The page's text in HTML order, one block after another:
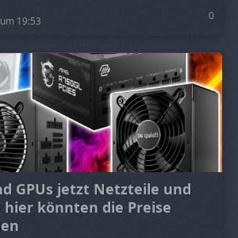
19:53
0
GPUs jetzt Netzteile und
hier könnten die Preise